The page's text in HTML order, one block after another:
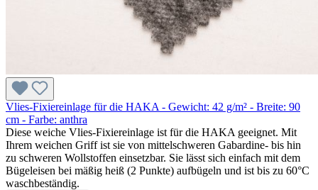
Vlies-Fixiereinlage für die HAKA - Gewicht: 42 g/m² - Breite: 90
cm - Farbe: anthra
Diese weiche Vlies-Fixiereinlage ist für die HAKA geeignet. Mit
Ihrem weichen Griff ist sie von mittelschweren Gabardine- bis hin
zu schweren Wollstoffen einsetzbar. Sie lässt sich einfach mit dem
Bügeleisen bei mäßig heiß (2 Punkte) aufbügeln und ist bis zu 60°C
waschbeständig.